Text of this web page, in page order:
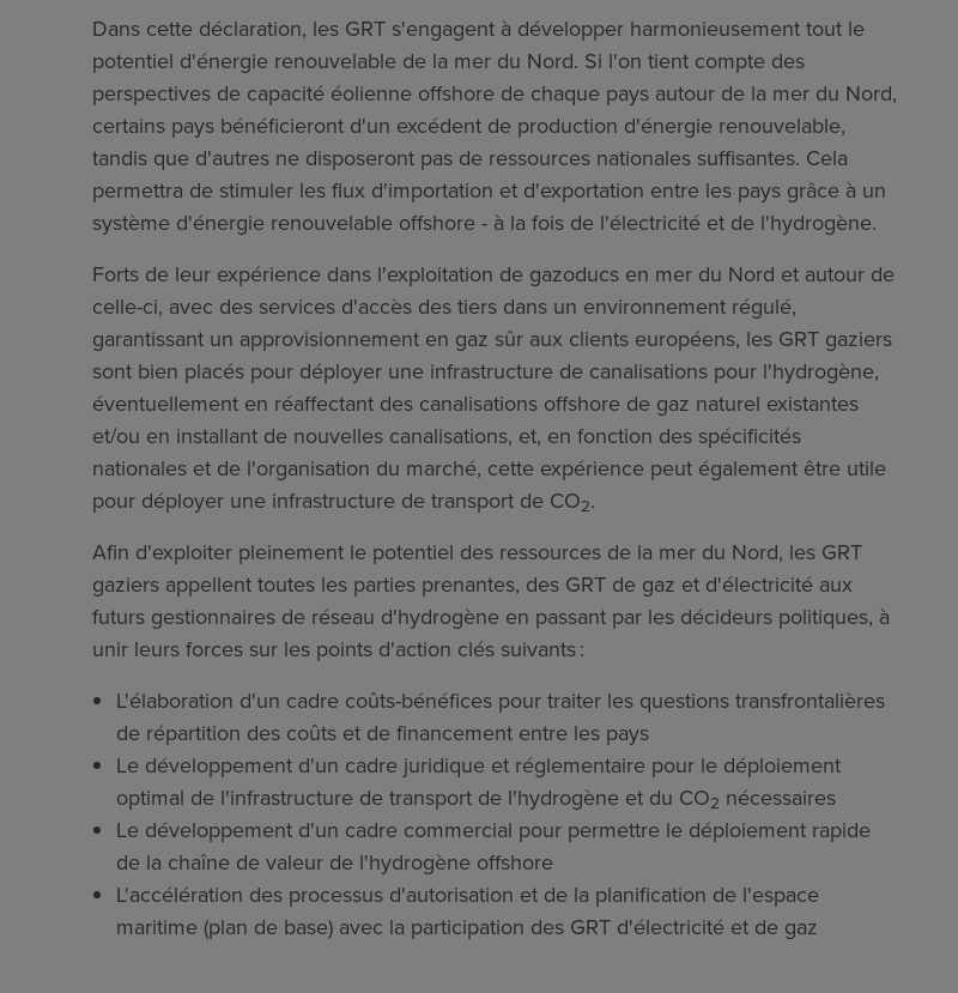
Dans cette déclaration, les GRT s'engagent à développer harmonieusement tout le
potentiel d'énergie renouvelable de la mer du Nord. Si l'on tient compte des
perspectives de capacité éolienne offshore de chaque pays autour de la mer du Nord,
certains pays bénéficieront d'un excédent de production d'énergie renouvelable,
tandis que d'autres ne disposeront pas de ressources nationales suffisantes. Cela
permettra de stimuler les flux d'importation et d'exportation entre les pays grâce à un
système d'énergie renouvelable offshore - à la fois de l'électricité et de l'hydrogène.
Forts de leur expérience dans l'exploitation de gazoducs en mer du Nord et autour de
celle-ci, avec des services d'accès des tiers dans un environnement régulé,
garantissant un approvisionnement en gaz sûr aux clients européens, les GRT gaziers
sont bien placés pour déployer une infrastructure de canalisations pour l'hydrogène,
éventuellement en réaffectant des canalisations offshore de gaz naturel existantes
et/ou en installant de nouvelles canalisations, et, en fonction des spécificités
nationales et de l'organisation du marché, cette expérience peut également être utile
pour déployer une infrastructure de transport de CO2.
Afin d'exploiter pleinement le potentiel des ressources de la mer du Nord, les GRT
gaziers appellent toutes les parties prenantes, des GRT de gaz et d'électricité aux
futurs gestionnaires de réseau d'hydrogène en passant par les décideurs politiques, à
unir leurs forces sur les points d'action clés suivants :
L'élaboration d'un cadre coûts-bénéfices pour traiter les questions transfrontalières
de répartition des coûts et de financement entre les pays
Le développement d'un cadre juridique et réglementaire pour le déploiement
optimal de l'infrastructure de transport de l'hydrogène et du CO2 nécessaires
Le développement d'un cadre commercial pour permettre le déploiement rapide
de la chaîne de valeur de l'hydrogène offshore
L'accélération des processus d'autorisation et de la planification de l'espace
maritime (plan de base) avec la participation des GRT d'électricité et de gaz